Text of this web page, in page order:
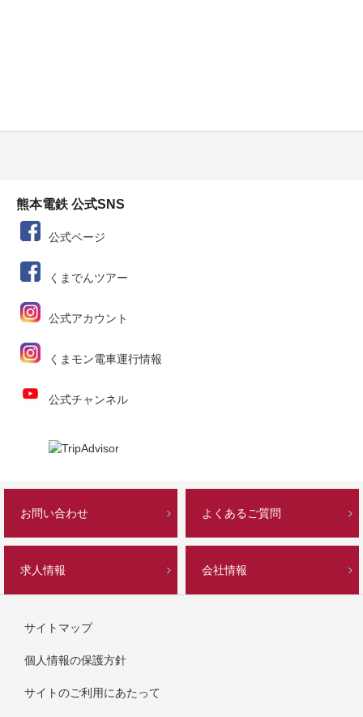
熊本電鉄 公式SNS
公式ページ
くまでんツアー
公式アカウント
くまモン電車運行情報
公式チャンネル
お問い合わせ よくあるご質問
求人情報 会社情報
サイトマップ
個人情報の保護方針
サイトのご利用にあたって